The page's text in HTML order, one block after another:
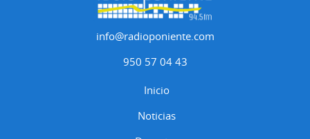
info@radioponiente.com
950 57 04 43
Inicio
Noticias